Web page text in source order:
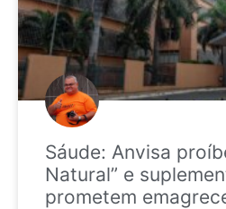
Sáude: Anvisa
Natural” e
prometem